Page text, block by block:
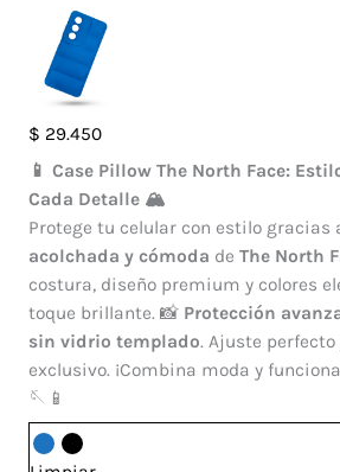
$ 29.450
📱 Case Pillow The North Face:
Cada Detalle 🏔️
Protege tu celular con estilo gracias
acolchada y cómoda de The North
costura, diseño premium y colores
toque brillante. 📸 Protección
sin vidrio templado. Ajuste
exclusivo. ¡Combina moda y
🪡📱
Case
Pillow
The
North
Face
Oppo
cantidad